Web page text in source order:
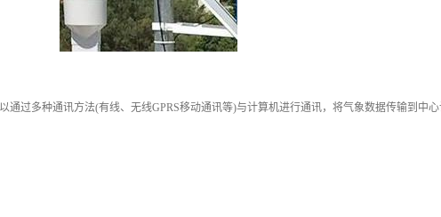
通过多种通讯方法(有线、无线GPRS移动通讯等)与计算机进行通讯，将气象数据传输到中心